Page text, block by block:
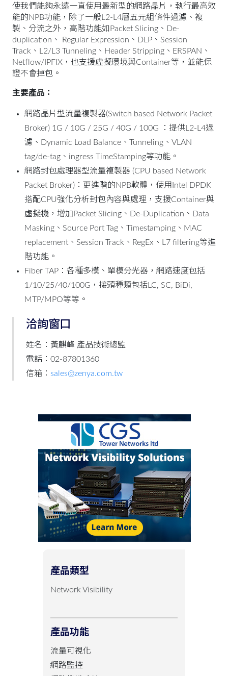
使我們能夠永遠一直使用最新型的網路晶片，執行最高效
能的NPB功能，除了一般L2-L4層五元組條件過濾、複
製、分流之外，高階功能如Packet Slicing、De-
duplication、 Regular Expression、DLP、Session
Track、L2/L3 Tunneling、Header Stripping、ERSPAN、
Netflow/IPFIX，也支援虛擬環境與Container等，並能保
證不會掉包。
主要產品：
網路晶片型流量複製器(Switch based Network Packet
Broker) 1G / 10G / 25G / 40G / 100G ：提供L2-L4過
濾、Dynamic Load Balance、Tunneling、VLAN
tag/de-tag、ingress TimeStamping等功能。
網路封包處理器型流量複製器 (CPU based Network
Packet Broker)：更進階的NPB軟體，使用Intel DPDK
搭配CPU強化分析封包內容與處理，支援Container與
虛擬機，增加Packet Slicing、De-Duplication、Data
Masking、Source Port Tag、Timestamping、MAC
replacement、Session Track、RegEx、L7 filtering等進
階功能。
Fiber TAP：各種多模、單模分光器，網路速度包括
1/10/25/40/100G，接頭種類包括LC, SC, BiDi,
MTP/MPO等等。
洽詢窗口
姓名：黃麒峰 產品技術總監
電話：02-87801360
信箱： sales@zenya.com.tw
產品類型
Network Visibility
產品功能
流量可視化
網路監控